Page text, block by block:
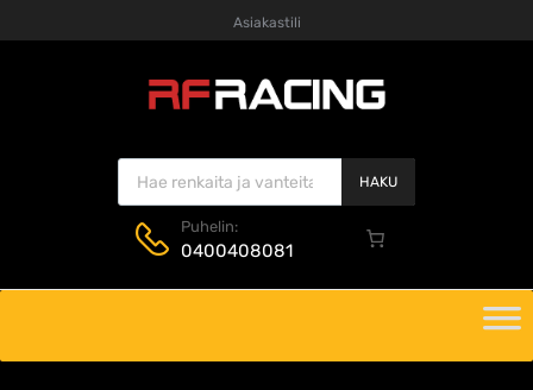
Asiakastili
Products search
HAKU
Puhelin:
0400408081
content